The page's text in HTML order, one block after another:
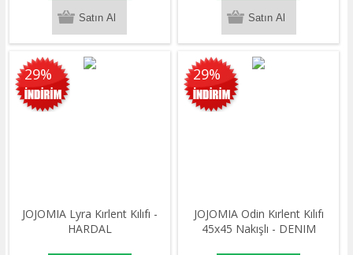
29%
JOJOMIA Lyra Kırlent Kılıfı -
HARDAL
29%
JOJOMIA Odin Kırlent Kılıfı
45x45 Nakışlı - DENIM